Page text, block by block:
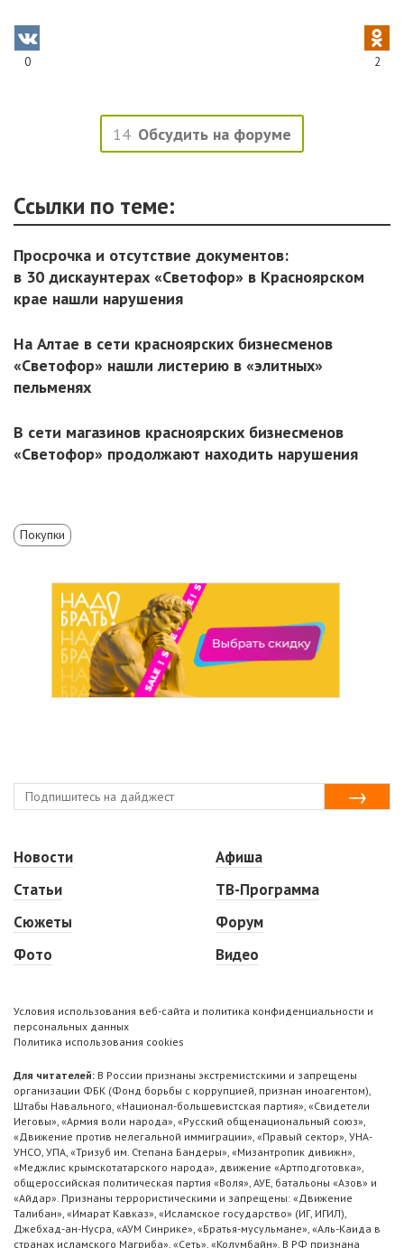
0 2
14 Обсудить на форуме
Ссылки по теме:
Просрочка и отсутствие документов:
в 30 дискаунтерах «Светофор» в Красноярском
крае нашли нарушения
На Алтае в сети красноярских бизнесменов
«Светофор» нашли листерию в «элитных»
пельменях
В сети магазинов красноярских бизнесменов
«Светофор» продолжают находить нарушения
Покупки
Новости
Статьи
Сюжеты
Фото
Афиша
ТВ-Программа
Форум
Видео
Условия использования веб-сайта и политика конфиденциальности и
персональных данных
Политика использования cookies
Для читателей: В России признаны экстремистскими и запрещены
организации ФБК (Фонд борьбы с коррупцией, признан иноагентом),
Штабы Навального, «Национал-большевистская партия», «Свидетели
Иеговы», «Армия воли народа», «Русский общенациональный союз»,
«Движение против нелегальной иммиграции», «Правый сектор», УНА-
УНСО, УПА, «Тризуб им. Степана Бандеры», «Мизантропик дивижн»,
«Меджлис крымскотатарского народа», движение «Артподготовка»,
общероссийская политическая партия «Воля», АУЕ, батальоны «Азов» и
«Айдар». Признаны террористическими и запрещены: «Движение
Талибан», «Имарат Кавказ», «Исламское государство» (ИГ, ИГИЛ),
Джебхад-ан-Нусра, «АУМ Синрике», «Братья-мусульмане», «Аль-Каида в
странах исламского Магриба», «Сеть», «Колумбайн». В РФ признана